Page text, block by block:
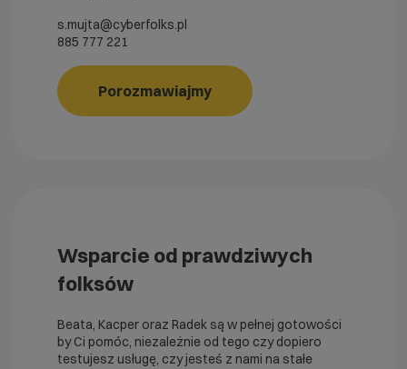
s.mujta@cyberfolks.pl
885 777 221
Porozmawiajmy
Wsparcie od prawdziwych
folksów
Beata, Kacper oraz Radek są w pełnej gotowości
by Ci pomóc, niezależnie od tego czy dopiero
testujesz usługę, czy jesteś z nami na stałe